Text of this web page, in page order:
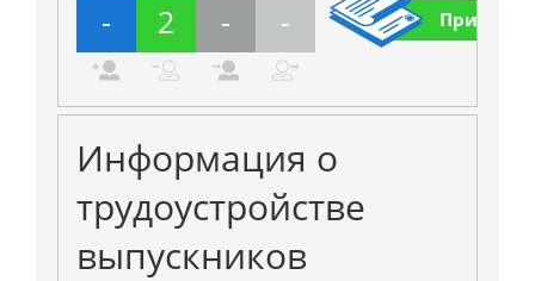
- 2 - - Приказы
Информация о
трудоустройстве
выпускников